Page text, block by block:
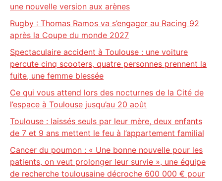
une nouvelle version aux arènes
Rugby : Thomas Ramos va s’engager au Racing 92
après la Coupe du monde 2027
Spectaculaire accident à Toulouse : une voiture
percute cinq scooters, quatre personnes prennent la
fuite, une femme blessée
Ce qui vous attend lors des nocturnes de la Cité de
l’espace à Toulouse jusqu’au 20 août
Toulouse : laissés seuls par leur mère, deux enfants
de 7 et 9 ans mettent le feu à l’appartement familial
Cancer du poumon : « Une bonne nouvelle pour les
patients, on veut prolonger leur survie », une équipe
de recherche toulousaine décroche 600 000 € pour